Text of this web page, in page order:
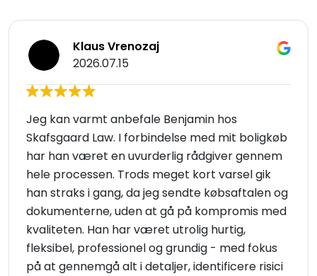
Klaus Vrenozaj
2026.07.15
Jeg kan varmt anbefale Benjamin hos
Skafsgaard Law. I forbindelse med mit boligkøb
har han været en uvurderlig rådgiver gennem
hele processen. Trods meget kort varsel gik
han straks i gang, da jeg sendte købsaftalen og
dokumenterne, uden at gå på kompromis med
kvaliteten. Han har været utrolig hurtig,
fleksibel, professionel og grundig - med fokus
på at gennemgå alt i detaljer, identificere risici